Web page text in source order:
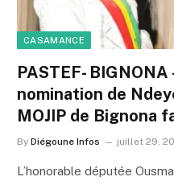
CASAMANCE
PASTEF- BIGNONA
nomination de
MOJIP de Bignona
By Diégoune Infos juillet 29,
L’honorable députée